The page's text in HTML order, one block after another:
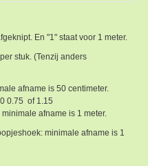
En "1" staat voor 1 meter.
stuk. (Tenzij anders
afname is 50 centimeter.
0.75 of 1.15
afname is 1 meter.
minimale afname is 1